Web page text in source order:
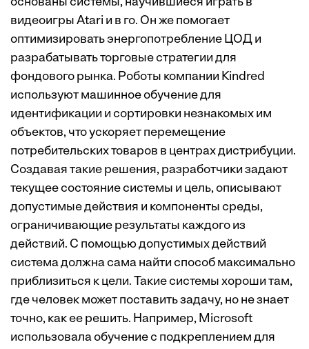
основаны системы, научившиеся играть в
видеоигры Atari и в го. Он же помогает
оптимизировать энергопотребление ЦОД и
разрабатывать торговые стратегии для
фондового рынка. Роботы компании Kindred
используют машинное обучение для
идентификации и сортировки незнакомых им
объектов, что ускоряет перемещение
потребительских товаров в центрах дистрибуции.
Создавая такие решения, разработчики задают
текущее состояние системы и цель, описывают
допустимые действия и компоненты среды,
ограничивающие результаты каждого из
действий. С помощью допустимых действий
система должна сама найти способ максимально
приблизиться к цели. Такие системы хороши там,
где человек может поставить задачу, но не знает
точно, как ее решить. Например, Microsoft
использовала обучение с подкреплением для